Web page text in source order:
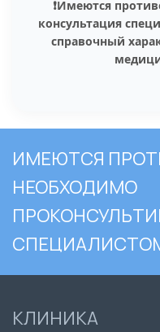
❗️Имеются
консультация
справочный
ИМЕЮТСЯ
НЕОБХОДИМО
КЛИНИКА